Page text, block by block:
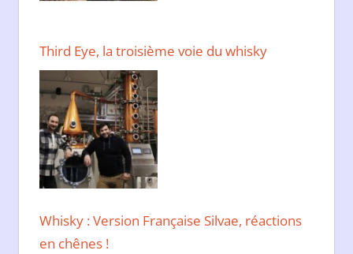
Third Eye, la troisième voie du whisky
Whisky : Version Française Silvae, réactions
en chênes !